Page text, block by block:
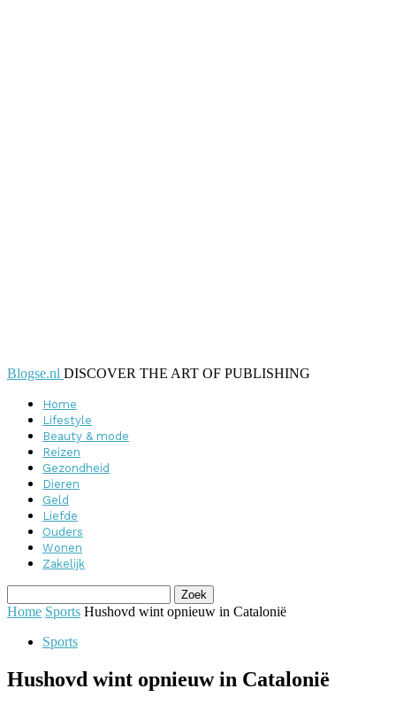
Blogse.nl DISCOVER THE ART OF PUBLISHING
Home
Lifestyle
Beauty & mode
Reizen
Gezondheid
Dieren
Geld
Liefde
Ouders
Wonen
Zakelijk
Home Sports Hushovd wint opnieuw in Catalonië
Sports
Hushovd wint opnieuw in Catalonië